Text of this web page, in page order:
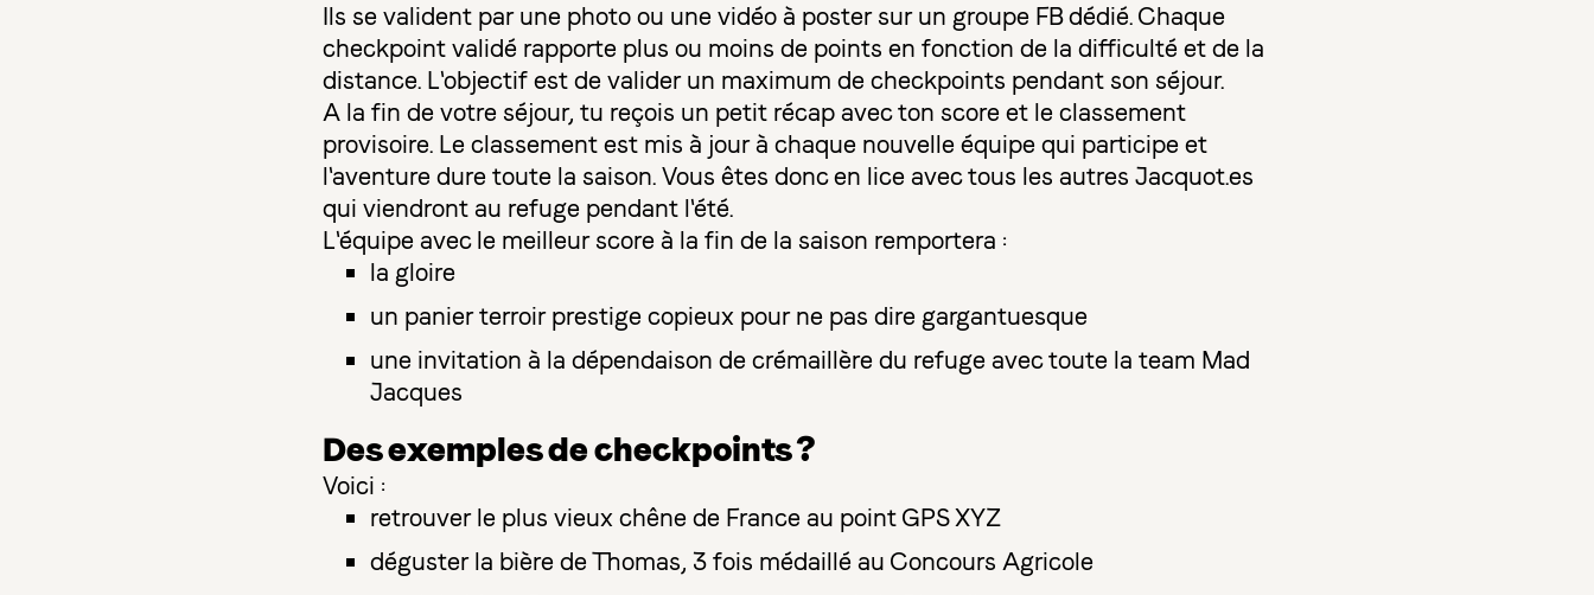
Ils se valident par une photo ou une vidéo à poster sur un groupe FB dédié. Chaque
checkpoint validé rapporte plus ou moins de points en fonction de la difficulté et de la
distance. L'objectif est de valider un maximum de checkpoints pendant son séjour.
A la fin de votre séjour, tu reçois un petit récap avec ton score et le classement
provisoire. Le classement est mis à jour à chaque nouvelle équipe qui participe et
l'aventure dure toute la saison. Vous êtes donc en lice avec tous les autres Jacquot.es
qui viendront au refuge pendant l'été.
L'équipe avec le meilleur score à la fin de la saison remportera :
la gloire
un panier terroir prestige copieux pour ne pas dire gargantuesque
une invitation à la dépendaison de crémaillère du refuge avec toute la team Mad
Jacques
Des exemples de checkpoints ?
Voici :
retrouver le plus vieux chêne de France au point GPS XYZ
déguster la bière de Thomas, 3 fois médaillé au Concours Agricole